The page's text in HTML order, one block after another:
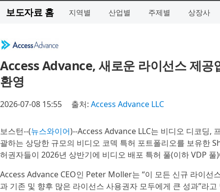
보도자료 홈 지역별 산업별 주제별 상장사
Access Advance, 새로운 라이선스 제공
환영
2026-07-08 15:55 출처: Access Advance LLC
보스턴--(뉴스와이어)--Access Advance LLC는 비디오 디코딩,
괄하는 상당한 규모의 비디오 코덱 특허 포트폴리오를 보유한
허권자들이 2026년 상반기에 비디오 배포 특허 풀(이하 VDP
Access Advance CEO인 Peter Moller는 “이 모든 신규 라이선
과 기존 및 향후 많은 라이선스 사용권자 모두에게 큰 성과”라